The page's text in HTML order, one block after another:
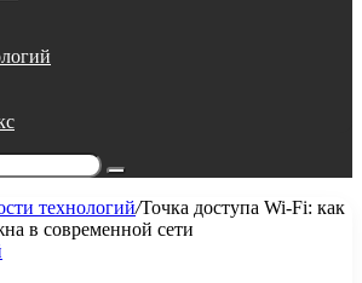
Поиск...
технологий/Точка доступа Wi-Fi: как
в современной сети